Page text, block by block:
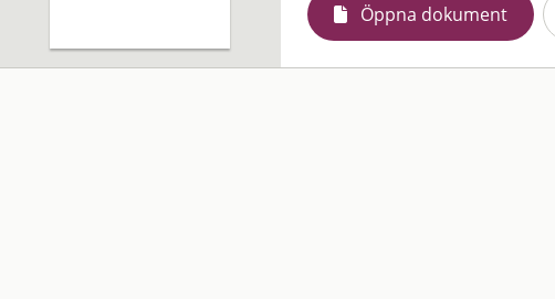
Öppna dokument